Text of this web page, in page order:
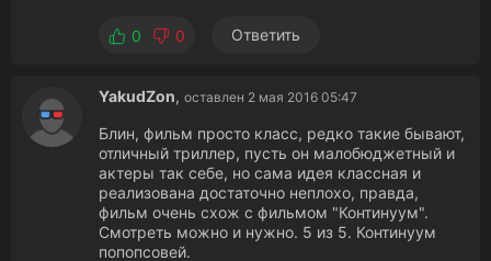
0 0 Ответить
YakudZon, оставлен 2 мая 2016 05:47
Блин, фильм просто класс, редко такие бывают,
отличный триллер, пусть он малобюджетный и
актеры так себе, но сама идея классная и
реализована достаточно неплохо, правда,
фильм очень схож с фильмом "Континуум".
Смотреть можно и нужно. 5 из 5. Континуум
попопсовей.